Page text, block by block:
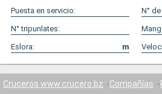
Puesta en servicio:
N°
N° tripunlates:
Eslora:
m
Cruceros www.crucero.bz Compañías